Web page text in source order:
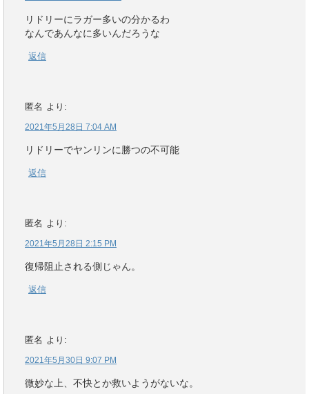
リドリーにラガー多いの分かるわ
なんであんなに多いんだろうな
返信
匿名 より:
2021年5月28日 7:04 AM
リドリーでヤンリンに勝つの不可能
返信
匿名 より:
2021年5月28日 2:15 PM
復帰阻止される側じゃん。
返信
匿名 より:
2021年5月30日 9:07 PM
微妙な上、不快とか救いようがないな。